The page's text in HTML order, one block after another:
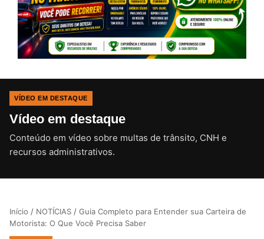
VÍDEO EM DESTAQUE
Vídeo em destaque
Conteúdo em vídeo sobre multas de trânsito, CNH e
recursos administrativos.CLIQUE PARA ATIVAR O SOM
Início / NOTÍCIAS / Guia Completo para Entender sua Carteira de
Motorista: O Que Você Precisa Saber